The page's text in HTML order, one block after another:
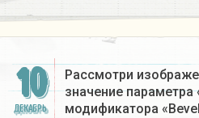
10
ДЕКАБРЬ
Рассмотри
значение
модификатора